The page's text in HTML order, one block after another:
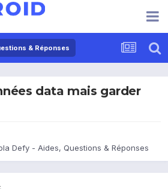
& Réponses
data mais garder
Defy - Aides, Questions & Réponses